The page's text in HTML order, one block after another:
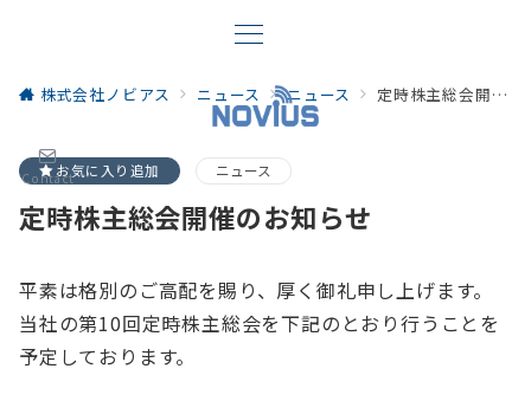
Contact
株式会社ノビアス ニュース ニュース 定時株主総会開催のお知らせ
お気に入り追加 ニュース
定時株主総会開催のお知らせ
平素は格別のご高配を賜り、厚く御礼申し上げます。
当社の第10回定時株主総会を下記のとおり行うことを
予定しております。